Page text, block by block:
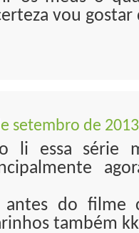
vou
setembro de
li essa série
antes do filme
também